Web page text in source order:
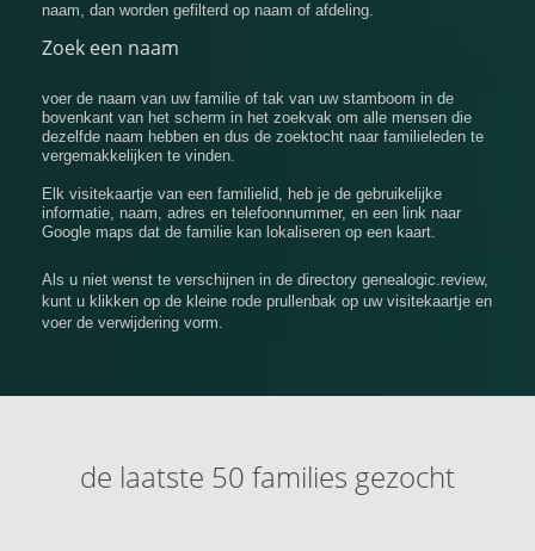
naam, dan worden gefilterd op naam of afdeling.
Zoek een naam
voer de naam van uw familie of tak van uw stamboom in de
bovenkant van het scherm in het zoekvak om alle mensen die
dezelfde naam hebben en dus de zoektocht naar familieleden te
vergemakkelijken te vinden.
Elk visitekaartje van een familielid, heb je de gebruikelijke
informatie, naam, adres en telefoonnummer, en een link naar
Google maps dat de familie kan lokaliseren op een kaart.
Als u niet wenst te verschijnen in de directory genealogic.review,
kunt u klikken op de kleine rode prullenbak op uw visitekaartje en
voer de verwijdering vorm.
de laatste 50 families gezocht